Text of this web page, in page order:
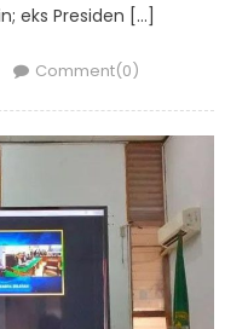
eks Presiden […]
Comment(0)